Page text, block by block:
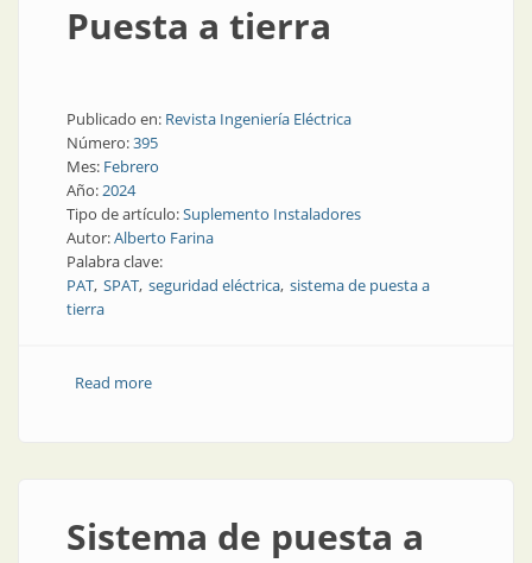
Puesta a tierra
Publicado en: Revista Ingeniería Eléctrica
Número:395
Mes: Febrero
Año:2024
Tipo de artículo:Suplemento Instaladores
Autor:Alberto Farina
Palabra clave:
PAT SPAT seguridad eléctrica sistema de puesta a
tierra
Read moreabout Puesta a tierra
Sistema de puesta a